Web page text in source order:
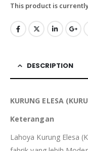
This product is
DESCRIPTION
KURUNG ELESA
Keterangan
Lahoya Kurung Elesa